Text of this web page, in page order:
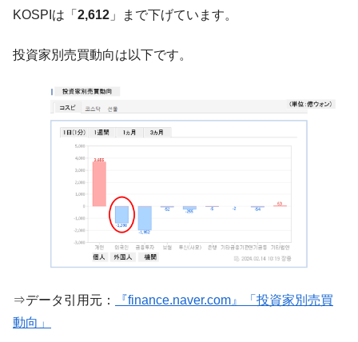
『Money1』
在韓米国大使スティールが着韓！⇒ さっそ
く空港に詰めかけ「出て行け！」「極右勢力」のプラカー
ータセンター整備」⇒ だから無理だってば。
『Money1』
JPモルガン「韓国レバレッジETFの清算は
ほぼ終わった」
『Money1』
韓国『国民年金公団』株価暴落で200兆蒸
『Money1』
韓国政府「ニセＫ-ブランドを通報しようキ
ャンペーン」⇒ あの名物教授も登場！
『Money1』
韓国「橋が落ちました」⇒ 耐久性「なさす
営業利益80.2％も減少
『Money1』
KOSPIは「 2,612 」まで下げています。
投資家別売買動向は以下です。
⇒データ引用元：
『finance.naver.com』「投資家別売買
動向」